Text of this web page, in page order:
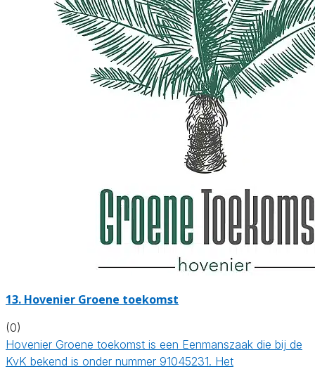
13. Hovenier Groene toekomst
(0)
Hovenier Groene toekomst is een Eenmanszaak die bij de
KvK bekend is onder nummer 91045231. Het